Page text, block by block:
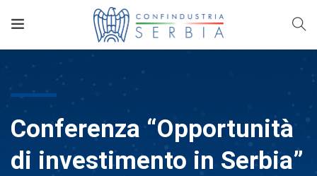
Conferenza “Opportunità
di investimento in Serbia”